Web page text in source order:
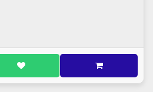
را از پدر و مادر گرامی اش به
سخن می گفت، گویی از زبان پدر
سخنانش در بازار کوفه و مجلس